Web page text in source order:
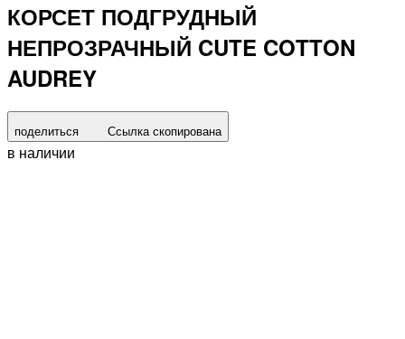
КОРСЕТ ПОДГРУДНЫЙ
НЕПРОЗРАЧНЫЙ CUTE COTTON
AUDREY
поделиться Ссылка скопирована
в наличии